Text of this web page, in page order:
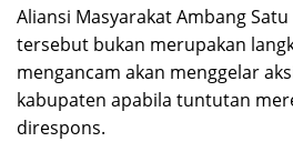
Aliansi Masyarakat Ambang
tersebut bukan merupakan
mengancam akan menggelar
kabupaten apabila tuntutan
direspons.